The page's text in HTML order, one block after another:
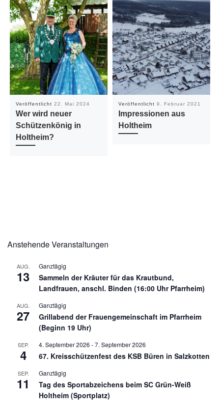
Veröffentlicht 22. Mai 2024
Wer wird neuer
Schützenkönig in
Holtheim?
Veröffentlicht 9. Februar 2021
Impressionen aus
Holtheim
Anstehende Veranstaltungen
AUG.
13
Ganztägig
Sammeln der Kräuter für das Krautbund,
Landfrauen, anschl. Binden (16:00 Uhr Pfarrheim)
AUG.
27
Ganztägig
Grillabend der Frauengemeinschaft im Pfarrheim
(Beginn 19 Uhr)
SEP.
4
4. September 2026 -7. September 2026
67. Kreisschützenfest des KSB Büren in Salzkotten
SEP.
11
Ganztägig
Tag des Sportabzeichens beim SC Grün-Weiß
Holtheim (Sportplatz)